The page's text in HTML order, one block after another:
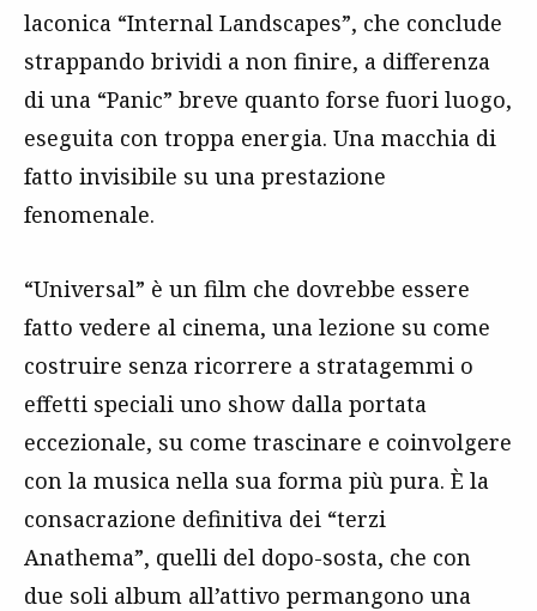
laconica “Internal Landscapes”, che conclude
strappando brividi a non finire, a differenza
di una “Panic” breve quanto forse fuori luogo,
eseguita con troppa energia. Una macchia di
fatto invisibile su una prestazione
fenomenale.
“Universal” è un film che dovrebbe essere
fatto vedere al cinema, una lezione su come
costruire senza ricorrere a stratagemmi o
effetti speciali uno show dalla portata
eccezionale, su come trascinare e coinvolgere
con la musica nella sua forma più pura. È la
consacrazione definitiva dei “terzi
Anathema”, quelli del dopo-sosta, che con
due soli album all’attivo permangono una